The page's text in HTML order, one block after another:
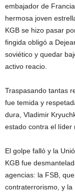
embajador de
hermosa joven
KGB se hizo pasar
fingida obligó a
soviético y quedar
activo reacio.
Traspasando tantas
fue temida y
dura, Vladimir
estado contra el líder
El golpe falló y la
KGB fue
agencias: la FSB,
contraterrorismo, y la